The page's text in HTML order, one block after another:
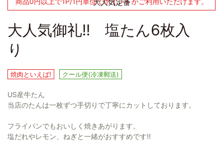
大人気定番
大人気御礼!! 塩たん6枚入
り
焼肉といえば! クール便(冷凍郵送)
US産牛たん
当店のたんは一枚ずつ手切りで丁寧にカットしております。
フライパンでもおいしく焼きあがります。
塩だれやレモン、ねぎと一緒がおすすめです!!